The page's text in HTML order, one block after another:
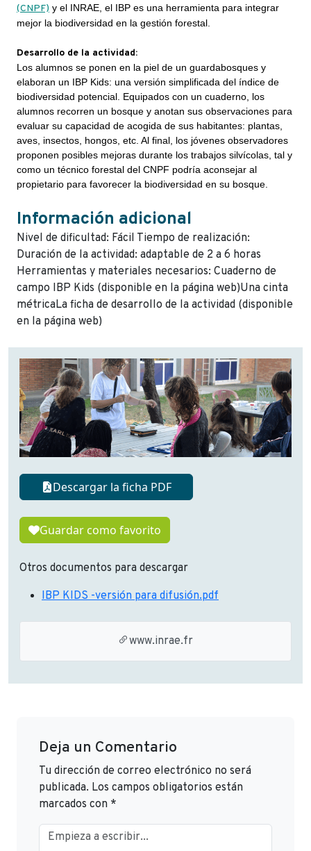
(CNPF) y el INRAE, el IBP es una herramienta para integrar
mejor la biodiversidad en la gestión forestal.
Desarrollo de la actividad:
Los alumnos se ponen en la piel de un guardabosques y
elaboran un IBP Kids: una versión simplificada del índice de
biodiversidad potencial. Equipados con un cuaderno, los
alumnos recorren un bosque y anotan sus observaciones para
evaluar su capacidad de acogida de sus habitantes: plantas,
aves, insectos, hongos, etc. Al final, los jóvenes observadores
proponen posibles mejoras durante los trabajos silvícolas, tal y
como un técnico forestal del CNPF podría aconsejar al
propietario para favorecer la biodiversidad en su bosque.
Información adicional
Nivel de dificultad: Fácil Tiempo de realización:
Duración de la actividad: adaptable de 2 a 6 horas
Herramientas y materiales necesarios: Cuaderno de
campo IBP Kids (disponible en la página web)Una cinta
métricaLa ficha de desarrollo de la actividad (disponible
en la página web)
Descargar la ficha PDF
Guardar como favorito
Otros documentos para descargar
IBP KIDS -versión para difusión.pdf
www.inrae.fr
Deja un Comentario
Tu dirección de correo electrónico no será
publicada. Los campos obligatorios están
marcados con *